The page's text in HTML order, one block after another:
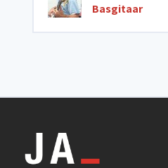
Basgitaar